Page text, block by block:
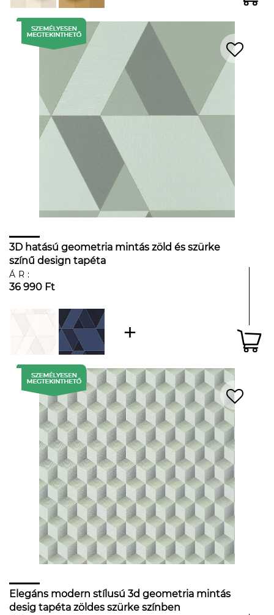
3D hatású geometria mintás zöld és szürke
színű design tapéta
ÁR:
36 990 Ft
Elegáns modern stílusú 3d geometria mintás
desig tapéta zöldes szürke színben